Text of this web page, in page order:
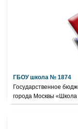
ГБОУ школа № 1874
Государственное
города Москвы